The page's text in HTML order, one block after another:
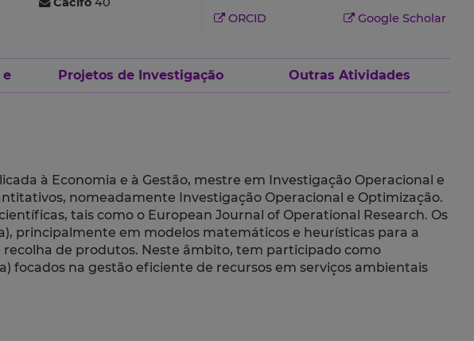
ORCID
Google Scholar
e
Projetos de Investigação Outras Atividades
à Economia e à Gestão, mestre em Investigação Operacional e
nomeadamente Investigação Operacional e Optimização.
tais como o European Journal of Operational Research. Os
principalmente em modelos matemáticos e heurísticas para a
de produtos. Neste âmbito, tem participado como
focados na gestão eficiente de recursos em serviços ambientais